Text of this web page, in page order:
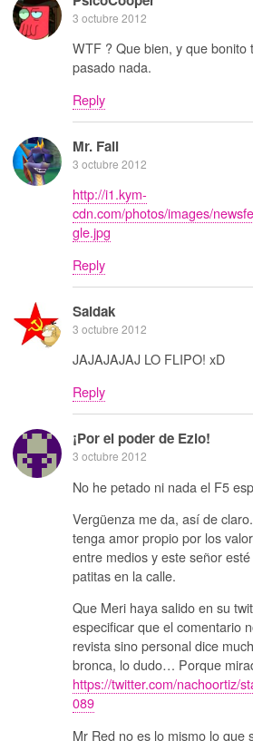
3 octubre 2012
WTF ? Que bien, y que bonito
pasado nada.
Reply
Mr. Fail
3 octubre 2012
http://i1.kym-
cdn.com/photos/images/
gle.jpg
Reply
Saidak
3 octubre 2012
JAJAJAJAJ LO FLIPO! xD
Reply
¡Por el poder de Ezio!
3 octubre 2012
No he petado ni nada el F5
Vergüenza me da, así de
tenga amor propio por los
entre medios y este señor
patitas en la calle.
Que Meri haya salido en su
especificar que el comentario
revista sino personal dice
bronca, lo dudo… Porque
https://twitter.com/nachoortiz/
089
Mr Red no es lo mismo lo que